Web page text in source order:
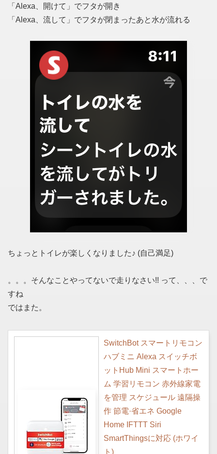
「Alexa、開けて」でフタが開き
「Alexa、流して」でフタが閉まったあと水が流れる
ちょっとトイレが楽しくなりました♪ (自己満足)
。。。そんなことやってないで走りなさい!! って、、、で
すね
ではまた。
SwitchBot スマートリモコン
ハブミニ Alexa スイッチボ
ットHub Mini スマートホー
ム 学習リモコン 赤外線家電
を管理 スケジュール 遠隔操
作 節電·省エネ Google
Home IFTTT Siri
SmartThingsに対応 (ホワイ
ト)